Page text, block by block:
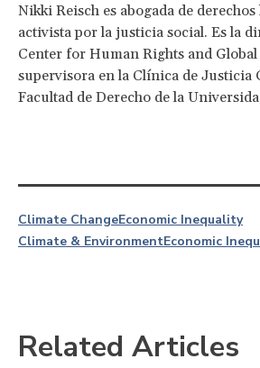
Nikki Reisch es abogada de
activista por la justicia social. Es la
Center for Human Rights and Global
supervisora en la Clínica de Justicia
Facultad de Derecho de la
Climate ChangeEconomic Inequality
Climate & EnvironmentEconomic
Related Articles